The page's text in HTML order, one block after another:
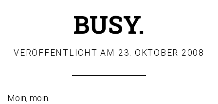
BUSY.
VERÖFFENTLICHT AM 23. OKTOBER 2008
Moin, moin.